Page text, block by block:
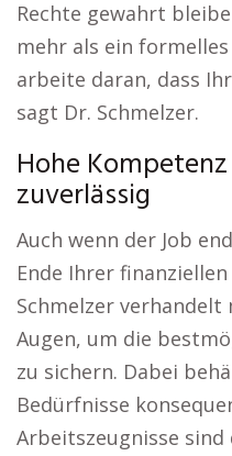
Rechte gewahrt
mehr als ein
arbeite daran, dass
sagt Dr. Schmelzer.
Hohe
zuverlässig
Auch wenn der Job
Ende Ihrer
Schmelzer
Augen, um die
zu sichern. Dabei
Bedürfnisse
Arbeitszeugnisse